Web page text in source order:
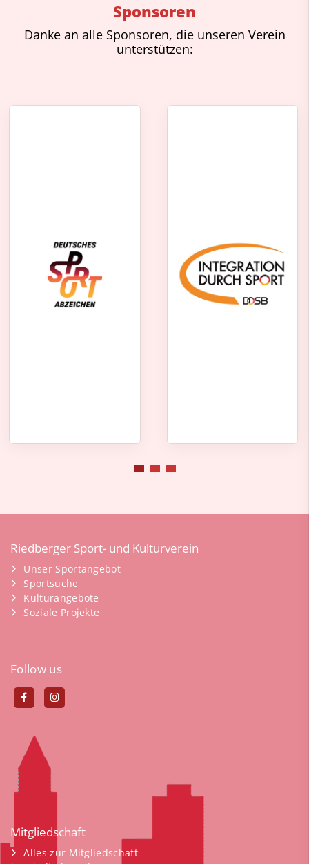
Sponsoren
Danke an alle Sponsoren, die unseren Verein
unterstützen:
Riedberger Sport- und Kulturverein
Unser Sportangebot
Sportsuche
Kulturangebote
Soziale Projekte
Follow us
Mitgliedschaft
Alles zur Mitgliedschaft